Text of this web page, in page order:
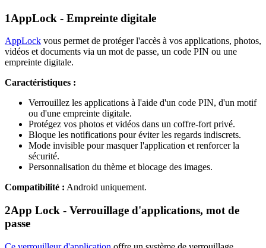
1AppLock - Empreinte digitale
AppLock vous permet de protéger l'accès à vos applications, photos,
vidéos et documents via un mot de passe, un code PIN ou une
empreinte digitale.
Caractéristiques :
Verrouillez les applications à l'aide d'un code PIN, d'un motif
ou d'une empreinte digitale.
Protégez vos photos et vidéos dans un coffre-fort privé.
Bloque les notifications pour éviter les regards indiscrets.
Mode invisible pour masquer l'application et renforcer la
sécurité.
Personnalisation du thème et blocage des images.
Compatibilité : Android uniquement.
2App Lock - Verrouillage d'applications, mot de
passe